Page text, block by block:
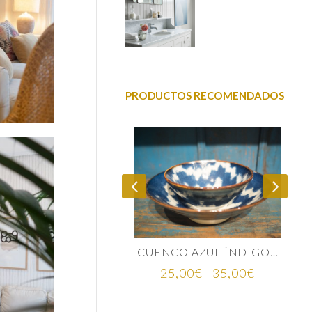
PRODUCTOS RECOMENDADOS
MAPA MUNDI
75,00
CUENCO AZUL ÍNDIGO CERÁMICA JAPONESA
25,00€ - 35,00€Rango